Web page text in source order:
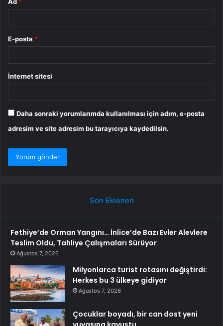
E-posta *
İnternet sitesi
Daha sonraki yorumlarımda kullanılması için adım, e-posta
adresim ve site adresim bu tarayıcıya kaydedilsin.
Son Eklenen
Fethiye’de Orman Yangını… İnlice’de Bazı Evler Alevlere
Teslim Oldu, Tahliye Çalışmaları Sürüyor
Ağustos 7, 2026
Milyonlarca turist rotasını değiştirdi:
Herkes bu 3 ülkeye gidiyor
Ağustos 7, 2026
Çocuklar boyadı, bir can dost yeni